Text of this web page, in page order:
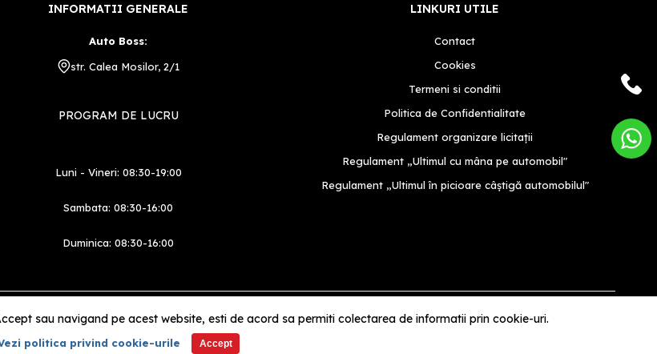
INFORMATII GENERALE
Auto Boss:
str. Calea Mosilor, 2/1
PROGRAM DE LUCRU
Luni - Vineri: 08:30-19:00
Sambata: 08:30-16:00
Duminica: 08:30-16:00
LINKURI UTILE
Contact
Cookies
Termeni si conditii
Politica de Confidentialitate
Regulament organizare licitații
Regulament „Ultimul cu mâna pe automobil"
Regulament „Ultimul în picioare câștigă automobilul"
Partener
©2026 bossauto.ro
sau navigand pe acest website, esti de acord sa permiti colectarea de informatii prin cookie-uri.
politica privind cookie-urile Accept